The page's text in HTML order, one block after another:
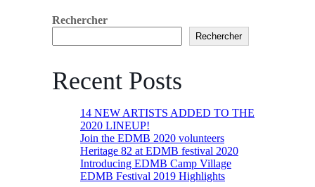
Rechercher
Rechercher
Recent Posts
14 NEW ARTISTS ADDED TO THE
2020 LINEUP!
Join the EDMB 2020 volunteers
Heritage 82 at EDMB festival 2020
Introducing EDMB Camp Village
EDMB Festival 2019 Highlights